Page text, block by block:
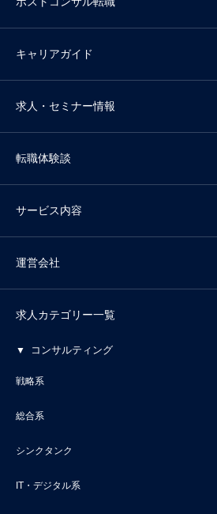
キャリアガイド
求人・セミナー情報
転職体験談
サービス内容
運営会社
求人カテゴリー一覧
コンサルティング
戦略系
総合系
シンクタンク
IT・デジタル系